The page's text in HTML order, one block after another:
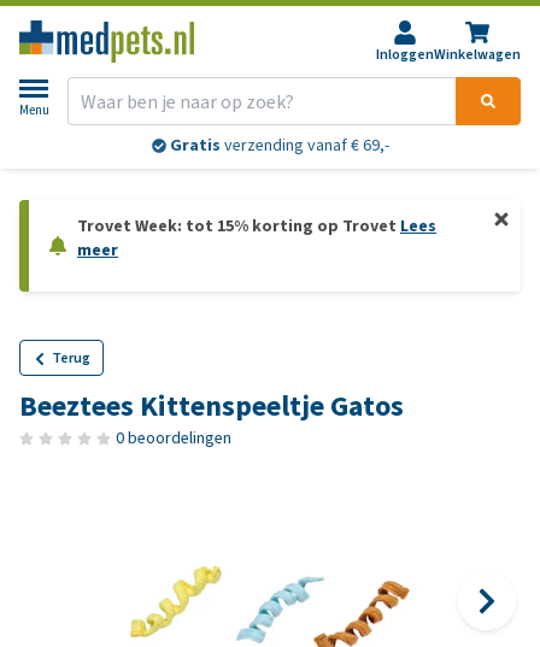
InloggenWinkelwagen
Menu
Gratis verzending vanaf € 69,-
Trovet Week: tot 15% korting op Trovet Lees
meer
Terug
Beeztees Kittenspeeltje Gatos
0 beoordelingen